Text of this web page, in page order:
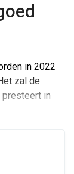
in 2022
zal de
in